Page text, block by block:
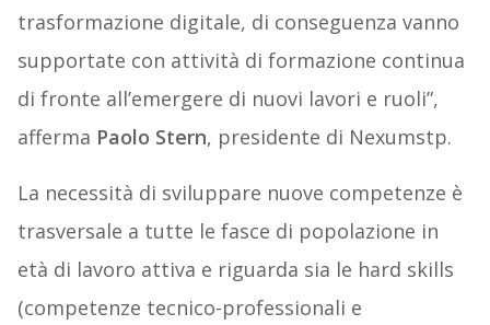
trasformazione digitale, di conseguenza vanno
supportate con attività di formazione continua
di fronte all’emergere di nuovi lavori e ruoli”,
afferma Paolo Stern, presidente di Nexumstp.
La necessità di sviluppare nuove competenze è
trasversale a tutte le fasce di popolazione in
età di lavoro attiva e riguarda sia le hard skills
(competenze tecnico-professionali e